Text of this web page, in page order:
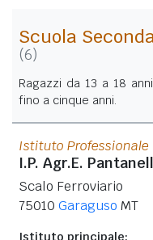
Scuola
(6)
Ragazzi da 13 a 18
fino a cinque anni.
Istituto Professionale
I.P. Agr.E.
Scalo Ferroviario
75010 Garaguso MT
Istituto principale: